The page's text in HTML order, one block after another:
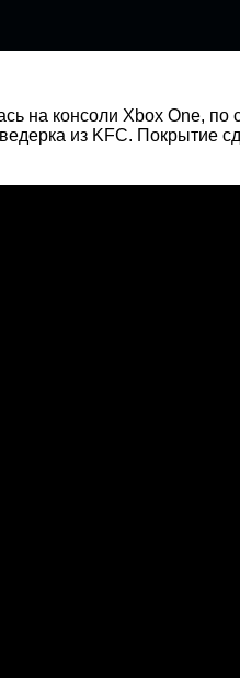
на консоли Xbox One,
из KFC. Покрытие